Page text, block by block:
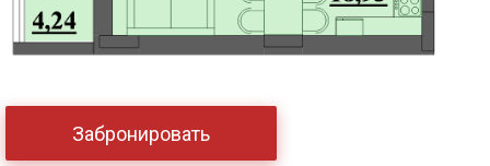
Забронировать